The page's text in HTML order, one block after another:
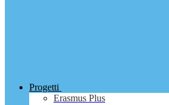
Progetti
Erasmus Plus